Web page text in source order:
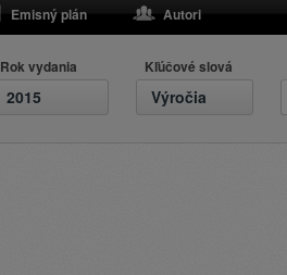
Emisný plán Autori
Rok vydania
2015
Kľúčové slová
Výročia